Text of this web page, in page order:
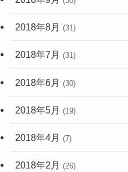
2018年8月 (31)
2018年7月 (31)
2018年6月 (30)
2018年5月 (19)
2018年4月 (7)
2018年2月 (26)